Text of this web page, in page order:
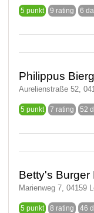
5 punkt 9 rating 6
Philippus
Aurelienstraße 52,
5 punkt 7 rating 52
Betty's Burger
Marienweg 7, 04159
5 punkt 8 rating 46